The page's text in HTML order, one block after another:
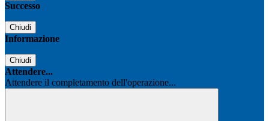
Successo
Chiudi
Informazione
Chiudi
Attendere...
Attendere il completamento dell'operazione...